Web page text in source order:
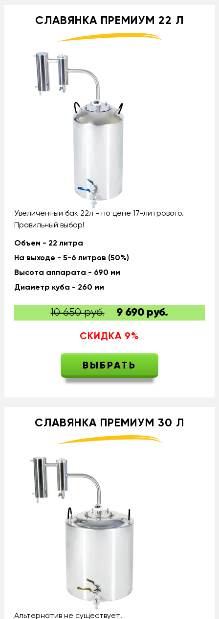
СЛАВЯНКА ПРЕМИУМ 22 Л
Увеличенный бак 22л - по цене 17-литрового.
Правильный выбор!
Объем - 22 литра
На выходе - 5-6 литров (50%)
Высота аппарата - 690 мм
Диаметр куба - 260 мм
10 650 руб. 9 690 руб.
СКИДКА 9%
ВЫБРАТЬ
СЛАВЯНКА ПРЕМИУМ 30 Л
Альтернатив не существует!